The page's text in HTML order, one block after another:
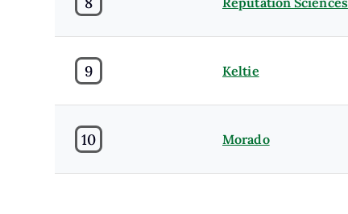
9 Keltie
10 Morado